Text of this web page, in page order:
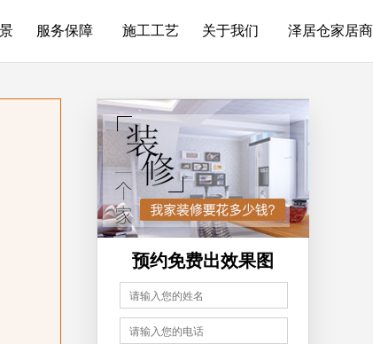
服务保障 施工工艺 关于我们 泽居仓家居
预约免费出效果图